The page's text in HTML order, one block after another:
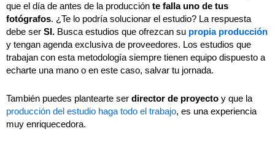
que el día de antes de la producción te falla uno de tus
fotógrafos. ¿Te lo podría solucionar el estudio? La respuesta
debe ser SI. Busca estudios que ofrezcan su propia producción
y tengan agenda exclusiva de proveedores. Los estudios que
trabajan con esta metodología siempre tienen equipo dispuesto a
echarte una mano o en este caso, salvar tu jornada.
También puedes plantearte ser director de proyecto y que la
producción del estudio haga todo el trabajo, es una experiencia
muy enriquecedora.